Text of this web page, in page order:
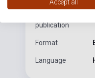
publication
Format
Language
Accept all